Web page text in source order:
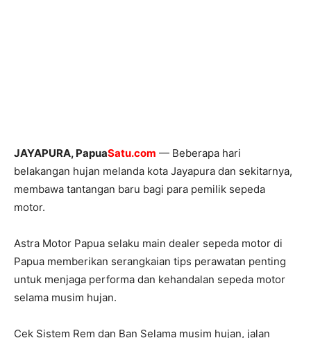
JAYAPURA, PapuaSatu.com — Beberapa hari
belakangan hujan melanda kota Jayapura dan sekitarnya,
membawa tantangan baru bagi para pemilik sepeda
motor.
Astra Motor Papua selaku main dealer sepeda motor di
Papua memberikan serangkaian tips perawatan penting
untuk menjaga performa dan kehandalan sepeda motor
selama musim hujan.
Cek Sistem Rem dan Ban Selama musim hujan, jalan